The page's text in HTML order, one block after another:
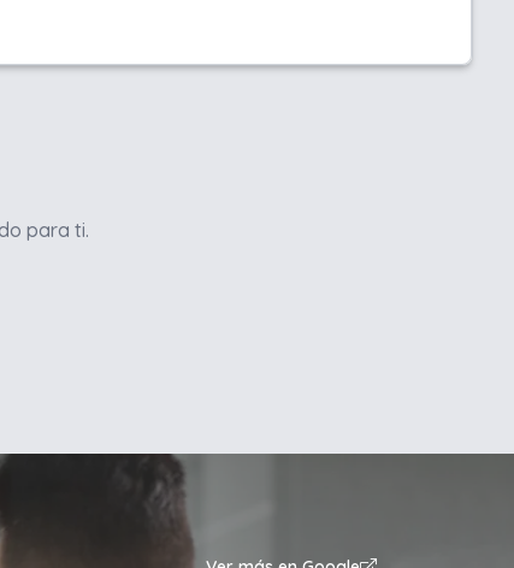
para ti.